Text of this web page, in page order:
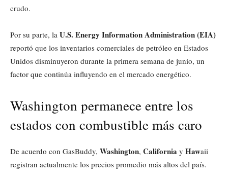
crudo.
Por su parte, la U.S. Energy Information Administration (EIA)
reportó que los inventarios comerciales de petróleo en Estados
Unidos disminuyeron durante la primera semana de junio, un
factor que continúa influyendo en el mercado energético.
Washington permanece entre los
estados con combustible más caro
De acuerdo con GasBuddy, Washington, California y Hawaii
registran actualmente los precios promedio más altos del país.